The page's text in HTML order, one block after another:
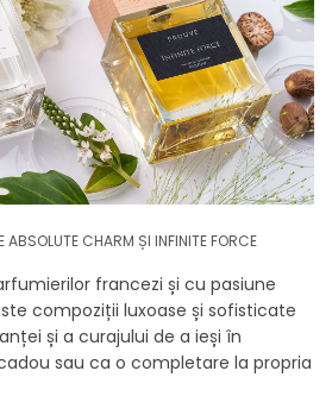
ABSOLUTE CHARM ȘI INFINITE FORCE
francezi și cu pasiune
compoziții luxoase și sofisticate
și a curajului de a ieși în
sau ca o completare la propria